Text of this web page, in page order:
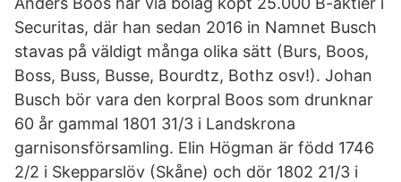
Securitas, där han sedan 2016 in Namnet Busch
stavas på väldigt många olika sätt (Burs, Boos,
Boss, Buss, Busse, Bourdtz, Bothz osv!). Johan
Busch bör vara den korpral Boos som drunknar
60 år gammal 1801 31/3 i Landskrona
garnisonsförsamling. Elin Högman är född 1746
2/2 i Skepparslöv (Skåne) och dör 1802 21/3 i